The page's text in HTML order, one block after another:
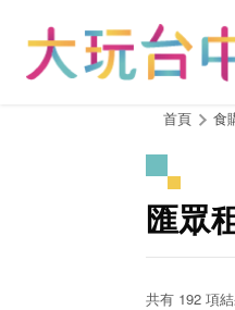
首頁 食
匯眾
共有 192 項